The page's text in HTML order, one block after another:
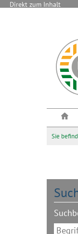
Direkt zum Inhalt
Sie